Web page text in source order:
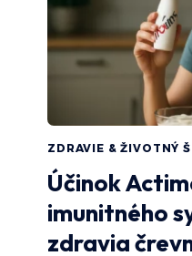
ZDRAVIE & ŽIVOTNÝ
Účinok
imunitného
zdravia